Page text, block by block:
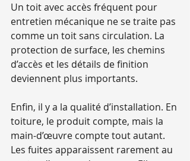
Un toit avec accès fréquent pour
entretien mécanique ne se traite pas
comme un toit sans circulation. La
protection de surface, les chemins
d’accès et les détails de finition
deviennent plus importants.
Enfin, il y a la qualité d’installation. En
toiture, le produit compte, mais la
main-d’œuvre compte tout autant.
Les fuites apparaissent rarement au